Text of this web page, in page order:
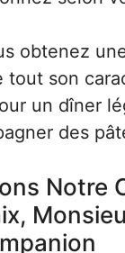
obtenez
tout son
un dîner
des
Notre